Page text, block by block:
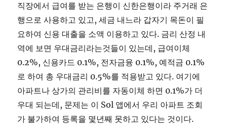
직장에서 급여를 받는 은행이 신한은행이라 주거래 은
행으로 사용하고 있고, 세금 내느라 갑자기 목돈이 필
요하여 신용 대출을 소액 이용하고 있다. 금리 산정 내
역에 보면 우대금리라는것들이 있는데, 급여이체
0.2%, 신용카드 0.1%, 전자금융 0.1%, 예적금 0.1%
로 하여 총 우대금리 0.5%를 적용받고 있다. 여기에
아파트나 상가의 관리비를 자동이체 하면 0.1%가 더
우대 되는데, 문제는 이 Sol 앱에서 우리 아파트 조회
가 불가하여 등록을 몇년째 못하고 있다는 것이다.